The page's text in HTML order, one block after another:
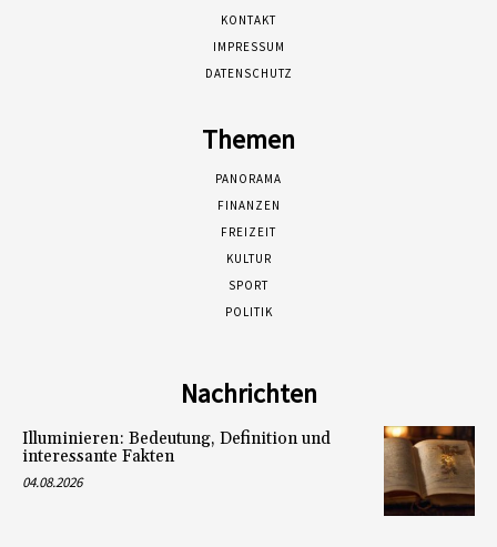
KONTAKT
IMPRESSUM
DATENSCHUTZ
Themen
PANORAMA
FINANZEN
FREIZEIT
KULTUR
SPORT
POLITIK
Nachrichten
Illuminieren: Bedeutung, Definition und
interessante Fakten
04.08.2026